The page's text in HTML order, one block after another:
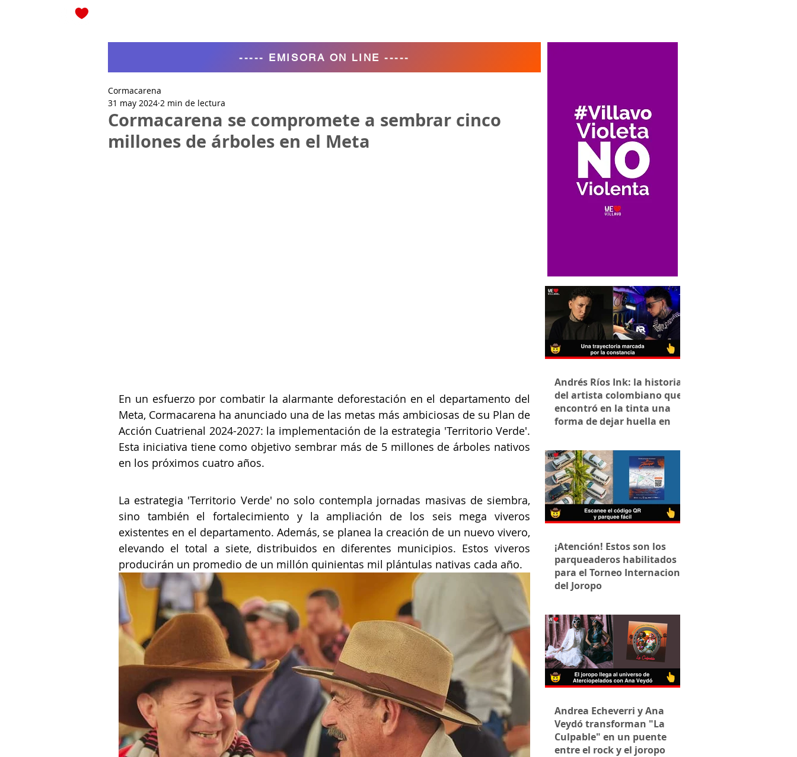
Cormacarena se compromete a sembrar cinco
millones de árboles en el Meta
Cormacarena
31 may 2024 2 min de lectura
En un esfuerzo por combatir la alarmante deforestación en el departamento del
Meta, Cormacarena ha anunciado una de las metas más ambiciosas de su Plan de
Acción Cuatrienal 2024-2027: la implementación de la estrategia 'Territorio Verde'.
Esta iniciativa tiene como objetivo sembrar más de 5 millones de árboles nativos
en los próximos cuatro años.
La estrategia 'Territorio Verde' no solo contempla jornadas masivas de siembra,
sino también el fortalecimiento y la ampliación de los seis mega viveros
existentes en el departamento. Además, se planea la creación de un nuevo vivero,
elevando el total a siete, distribuidos en diferentes municipios. Estos viveros
producirán un promedio de un millón quinientas mil plántulas nativas cada año.
----- EMISORA ON LINE -----
Andrés Ríos Ink: la historia
del artista colombiano que
encontró en la tinta una
forma de dejar huella en
¡Atención! Estos son los
parqueaderos habilitados
para el Torneo Internacional
del Joropo
Andrea Echeverri y Ana
Veydó transforman "La
Culpable" en un puente
entre el rock y el joropo